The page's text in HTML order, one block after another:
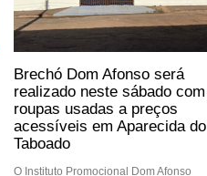
Brechó Dom Afonso será
realizado neste sábado com
roupas usadas a preços
acessíveis em Aparecida do
Taboado
O Instituto Promocional Dom Afonso